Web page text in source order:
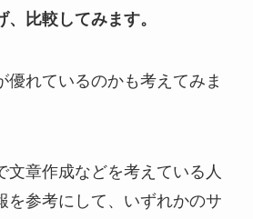
比較してみます。
優れているのかも考えてみま
文章作成などを考えている人
を参考にして、いずれかのサ